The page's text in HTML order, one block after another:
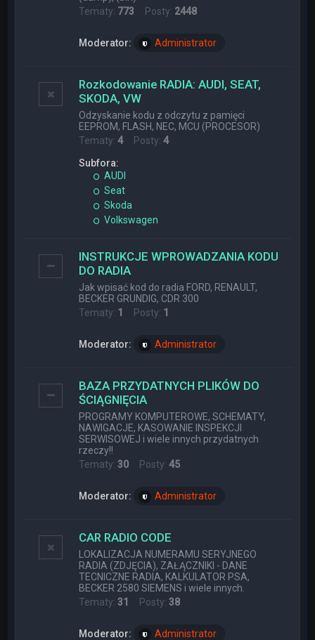
Tematy: 773 Posty: 2448
Moderator: Administrator
Rozkodowanie RADIA: AUDI, SEAT,
SKODA, VW
Odzyskanie kodu z odczytu z pamięci
EEPROM, FLASH, NEC, MCU (PROCESOR)
Tematy:4Posty:4
Subfora:
AUDI
Seat
Skoda
Volkswagen
INSTRUKCJE WPROWADZANIA KODU
DO RADIA
Jak wpisać kod do radia FORD, RENAULT,
BECKER GRUNDIG, CDR 300
Tematy: 1 Posty: 1
Moderator: Administrator
BAZA PRZYDATNYCH PLIKÓW DO
ŚCIĄGNIĘCIA
PROGRAMY KOMPUTEROWE, SCHEMATY,
NAWIGACJE, KASOWANIE INSPEKCJI
SERWISOWEJ i wiele innych przydatnych
rzeczy!!
Tematy:30 Posty:45
Moderator: Administrator
CAR RADIO CODE
LOKALIZACJA NUMERAMU SERYJNEGO
RADIA (ZDJĘCIA), ZAŁĄCZNIKI - DANE
TECNICZNE RADIA, KALKULATOR PSA,
BECKER 2580 SIEMENS i wiele innych.
Tematy:31 Posty:38
Moderator: Administrator